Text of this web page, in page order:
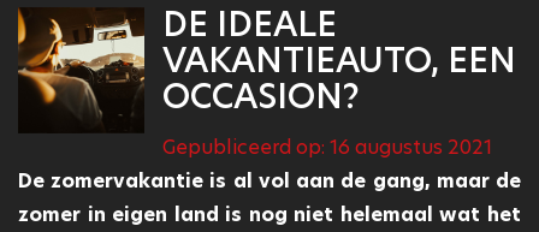
DE IDEALE
VAKANTIEAUTO, EEN
OCCASION?
Gepubliceerd op: 16 augustus 2021
De zomervakantie is al vol aan de gang, maar de
zomer in eigen land is nog niet helemaal wat het